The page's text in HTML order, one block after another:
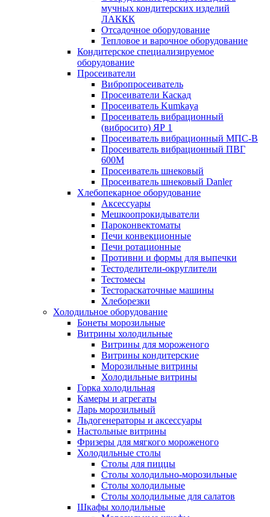
мучных кондитерских изделий
ЛАККК
Отсадочное оборудование
Тепловое и варочное оборудование
Кондитерское специализируемое
оборудование
Просеиватели
Вибропросеиватель
Просеиватели Каскад
Просеиватель Kumkaya
Просеиватель вибрационный
(вибросито) ЯР 1
Просеиватель вибрационный МПС-В
Просеиватель вибрационный ПВГ
600М
Просеиватель шнековый
Просеиватель шнековый Danler
Хлебопекарное оборудование
Аксессуары
Мешкоопрокидыватели
Пароконвектоматы
Печи конвекционные
Печи ротационные
Противни и формы для выпечки
Тестоделители-округлители
Тестомесы
Тестораскаточные машины
Хлеборезки
Холодильное оборудование
Бонеты морозильные
Витрины холодильные
Витрины для мороженого
Витрины кондитерские
Морозильные витрины
Холодильные витрины
Горка холодильная
Камеры и агрегаты
Ларь морозильный
Льдогенераторы и аксессуары
Настольные витрины
Фризеры для мягкого мороженого
Холодильные столы
Столы для пиццы
Столы холодильно-морозильные
Столы холодильные
Столы холодильные для салатов
Шкафы холодильные